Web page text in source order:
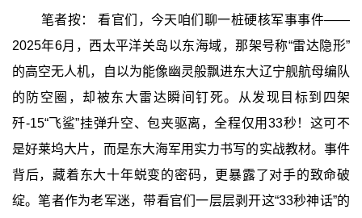
笔者按： 看官们，今天咱们聊一桩硬核军事事件——
2025年6月，西太平洋关岛以东海域，那架号称“雷达隐形”
的高空无人机，自以为能像幽灵般飘进东大辽宁舰航母编队
的防空圈，却被东大雷达瞬间钉死。从发现目标到四架
歼-15“飞鲨”挂弹升空、包夹驱离，全程仅用33秒！这可不
是好莱坞大片，而是东大海军用实力书写的实战教材。事件
背后，藏着东大十年蜕变的密码，更暴露了对手的致命破
绽。笔者作为老军迷，带看官们一层层剥开这“33秒神话”的